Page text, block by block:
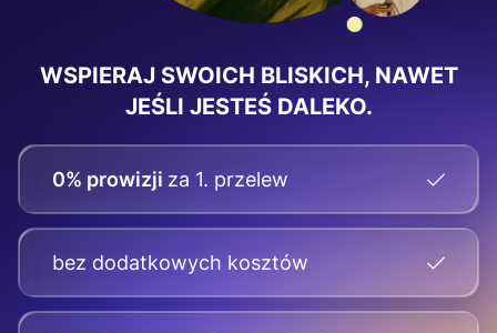
WSPIERAJ SWOICH BLISKICH, NAWET
JEŚLI JESTEŚ DALEKO.
0% prowizji za 1. przelew
bez dodatkowych kosztów